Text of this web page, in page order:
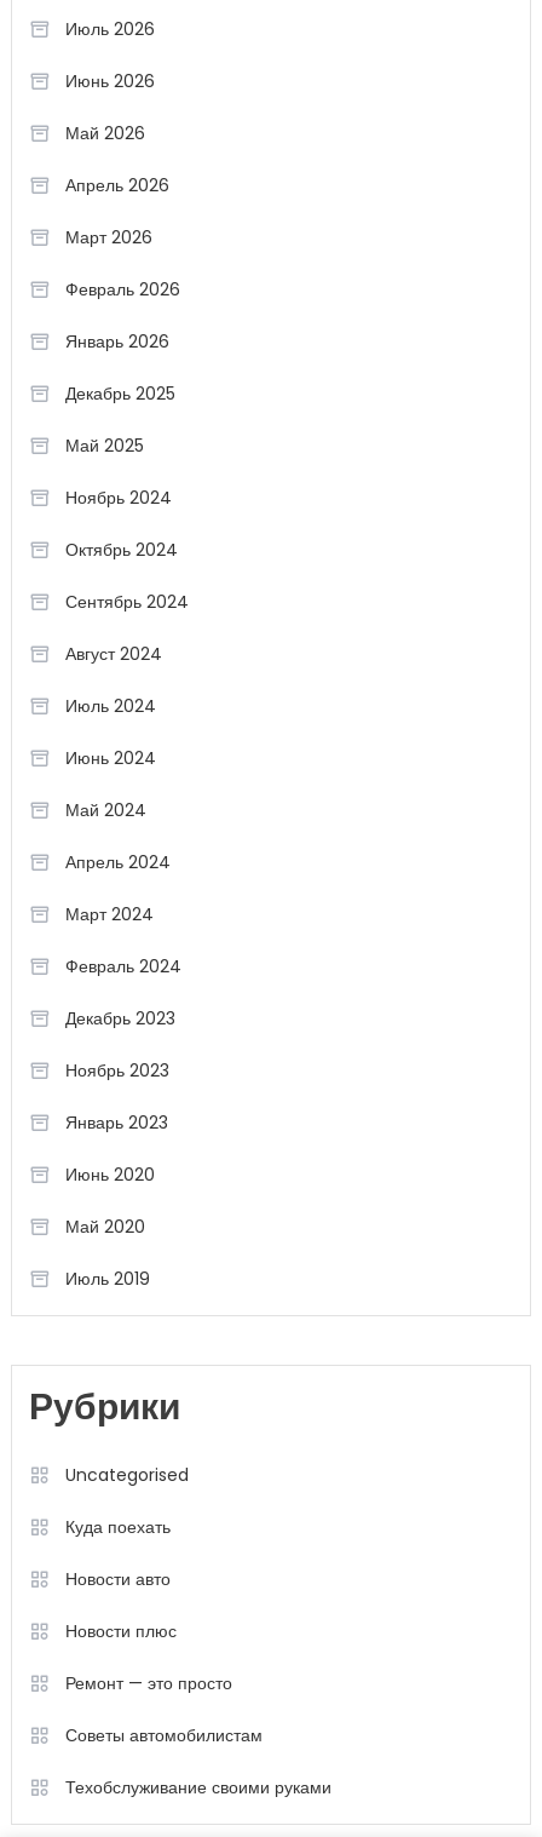
Июль 2026
Июнь 2026
Май 2026
Апрель 2026
Март 2026
Февраль 2026
Январь 2026
Декабрь 2025
Май 2025
Ноябрь 2024
Октябрь 2024
Сентябрь 2024
Август 2024
Июль 2024
Июнь 2024
Май 2024
Апрель 2024
Март 2024
Февраль 2024
Декабрь 2023
Ноябрь 2023
Январь 2023
Июнь 2020
Май 2020
Июль 2019
Рубрики
Uncategorised
Куда поехать
Новости авто
Новости плюс
Ремонт — это просто
Советы автомобилистам
Техобслуживание своими руками